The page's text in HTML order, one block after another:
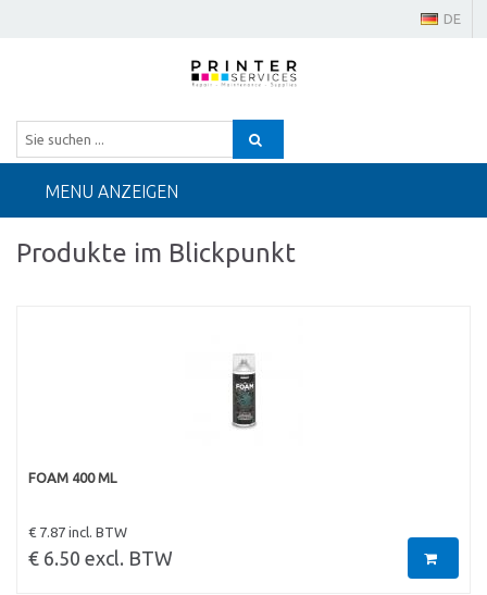
DE
MENU ANZEIGEN
Produkte im Blickpunkt
FOAM 400 ML
€ 7.87 incl. BTW
€ 6.50 excl. BTW